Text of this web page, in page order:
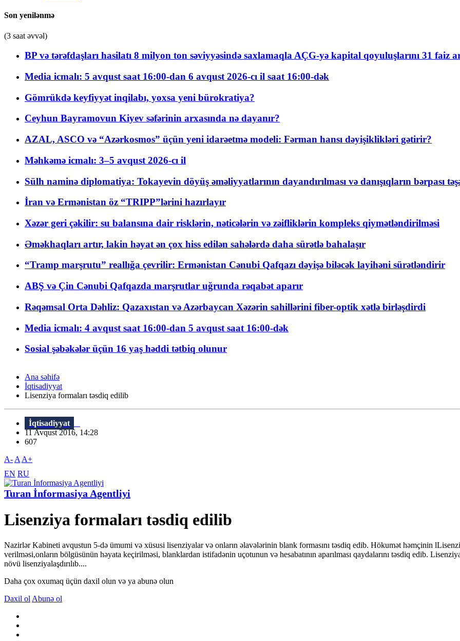
Son yenilənmə
(3 saat əvvəl)
BP və tərəfdaşları hasilatı 8 milyon ton səviyyəsində saxlamaqla AÇG-yə kapital qoyuluşlarını 31 faiz
Media icmalı: 5 avqust saat 16:00-dan 6 avqust 2026-cı il saat 16:00-dək
Gömrükdə keyfiyyət inqilabı, yoxsa yeni bürokratiya?
Ceyhun Bayramovun Kiyev səfərinin arxasında nə dayanır?
AZAL, ASCO və “Azərkosmos” üçün yeni idarəetmə modeli: Fərman hansı dəyişiklikləri gətirir?
Məhkəmə icmalı: 3–5 avqust 2026-cı il
Sülh naminə diplomatiya: Tokayevin döyüş əməliyyatlarının dayandırılması və danışıqların bərpası
İran və Ermənistan öz “TRIPP”lərini hazırlayır
Xəzər geri çəkilir: su balansına dair risklərin, nəticələrin və zəifliklərin kompleks qiymətləndirilməsi
Əməkhaqları artır, lakin həyat ən çox hiss edilən sahələrdə daha sürətlə bahalaşır
“Tramp marşrutu” reallığa çevrilir: Ermənistan Cənubi Qafqazı dəyişə biləcək layihəni sürətləndirir
ABŞ və Çin Cənubi Qafqazda marşrutlar uğrunda rəqabət aparır
Rəqəmsal Orta Dəhliz: Qazaxıstan və Azərbaycan Xəzərin sahillərini fiber-optik xətlə birləşdirdi
Media icmalı: 4 avqust saat 16:00-dan 5 avqust saat 16:00-dək
Sosial şəbəkələr üçün 16 yaş həddi tətbiq olunur
Ana səhifə
İqtisadiyyat
Lisenziya formaları təsdiq edilib
İqtisadiyyat
11 Avqust 2016, 14:28
607
A- A A+
EN RU
Turan İnformasiya Agentliyi
Lisenziya formaları təsdiq edilib
Nazirlər Kabineti avqustun 5-də ümumi və xüsusi lisenziyalar və onların əlavələrinin blank formasını təsdiq edib. Hökumət həmçinin
verilməsi,onların bölgüsünün həyata keçirilməsi, blanklardan istifadənin uçotunun və hesabatının aparılması qaydalarını təsdiq edib.
növü lisenziyalaşdırılıb....
Daha çox oxumaq üçün daxil olun və ya abunə olun
Daxil ol Abunə ol